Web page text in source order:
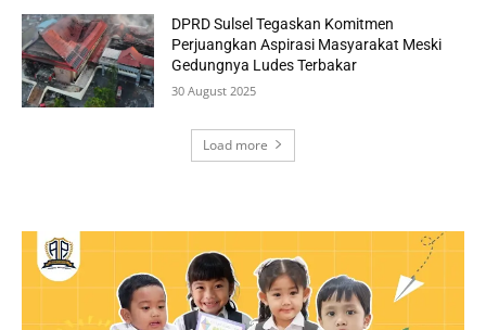
DPRD Sulsel Tegaskan Komitmen
Perjuangkan Aspirasi Masyarakat Meski
Gedungnya Ludes Terbakar
30 August 2025
Load more